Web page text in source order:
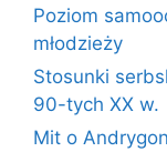
Poziom
młodzieży
Stosunki
90-tych XX w.
Mit o